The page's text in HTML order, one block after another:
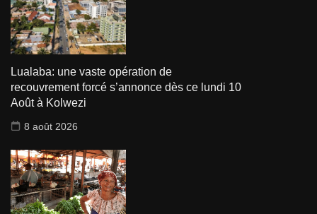
Lualaba: une vaste opération de
recouvrement forcé s’annonce dès ce lundi 10
Août à Kolwezi
8 août 2026